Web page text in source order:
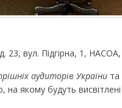
23, вул. Підгірна, 1,
аудиторів України та
на якому будуть